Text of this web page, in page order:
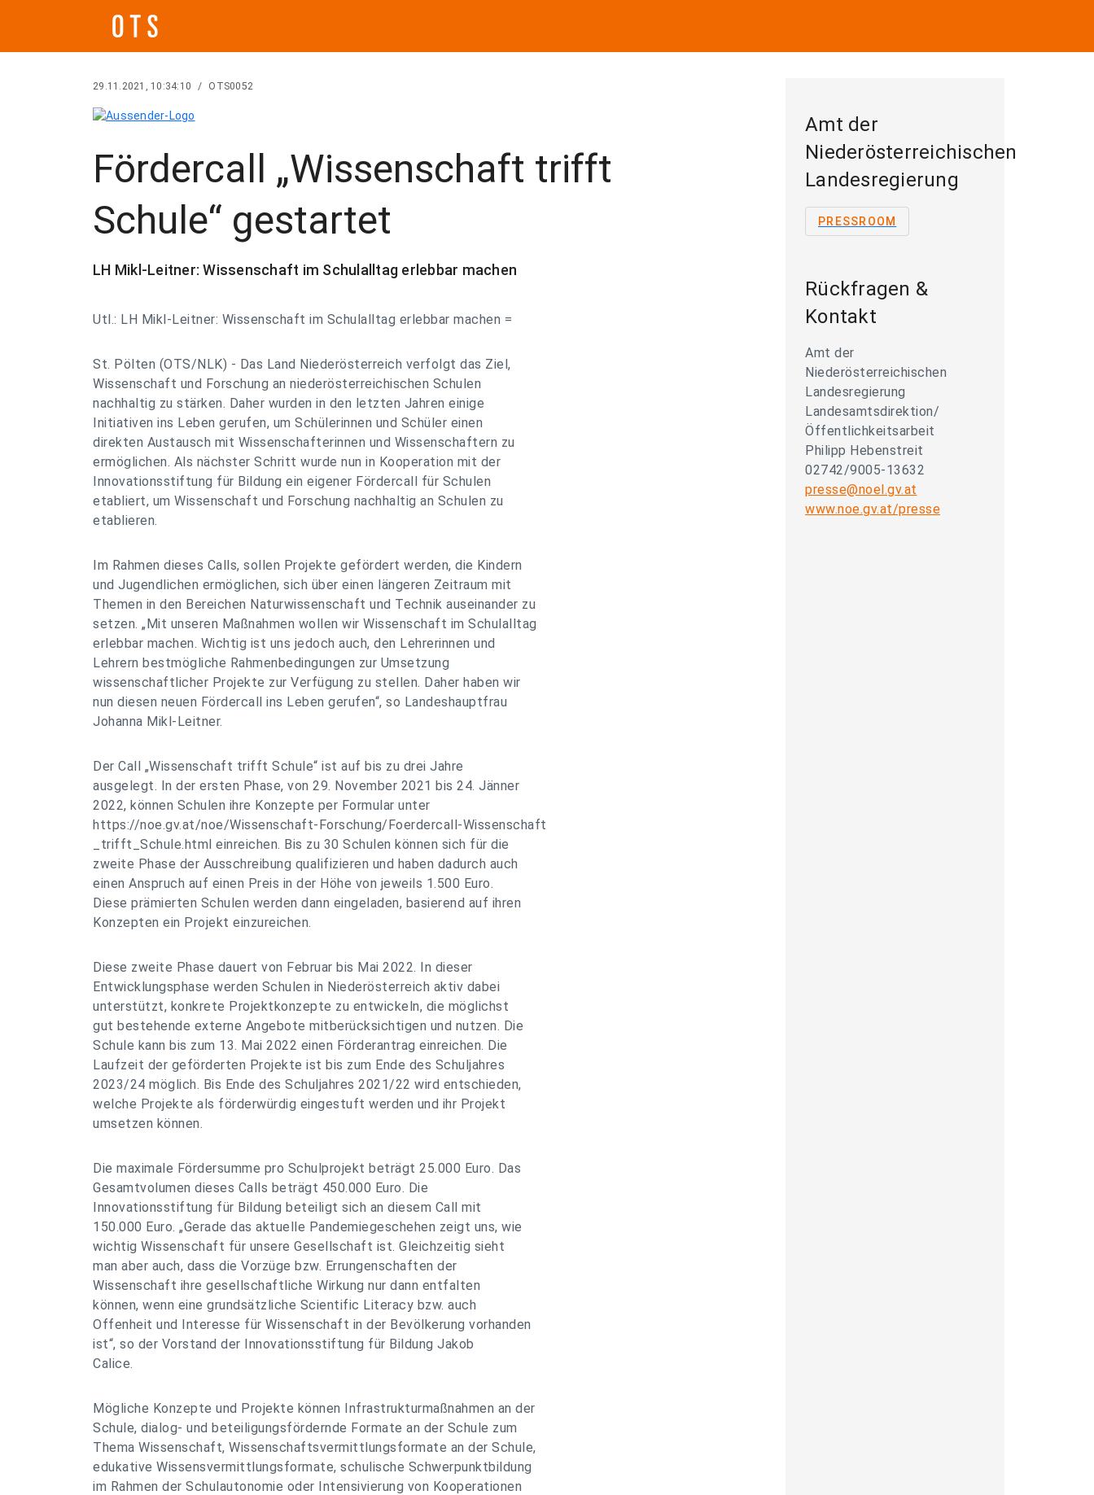
29.11.2021, 10:34:10 / OTS0052
Fördercall „Wissenschaft trifft
Schule“ gestartet
LH Mikl-Leitner: Wissenschaft im Schulalltag erlebbar machen
Utl.: LH Mikl-Leitner: Wissenschaft im Schulalltag erlebbar machen =
St. Pölten (OTS/NLK) - Das Land Niederösterreich verfolgt das Ziel,
Wissenschaft und Forschung an niederösterreichischen Schulen
nachhaltig zu stärken. Daher wurden in den letzten Jahren einige
Initiativen ins Leben gerufen, um Schülerinnen und Schüler einen
direkten Austausch mit Wissenschafterinnen und Wissenschaftern zu
ermöglichen. Als nächster Schritt wurde nun in Kooperation mit der
Innovationsstiftung für Bildung ein eigener Fördercall für Schulen
etabliert, um Wissenschaft und Forschung nachhaltig an Schulen zu
etablieren.
Im Rahmen dieses Calls, sollen Projekte gefördert werden, die Kindern
und Jugendlichen ermöglichen, sich über einen längeren Zeitraum mit
Themen in den Bereichen Naturwissenschaft und Technik auseinander zu
setzen. „Mit unseren Maßnahmen wollen wir Wissenschaft im Schulalltag
erlebbar machen. Wichtig ist uns jedoch auch, den Lehrerinnen und
Lehrern bestmögliche Rahmenbedingungen zur Umsetzung
wissenschaftlicher Projekte zur Verfügung zu stellen. Daher haben wir
nun diesen neuen Fördercall ins Leben gerufen“, so Landeshauptfrau
Johanna Mikl-Leitner.
Der Call „Wissenschaft trifft Schule“ ist auf bis zu drei Jahre
ausgelegt. In der ersten Phase, von 29. November 2021 bis 24. Jänner
2022, können Schulen ihre Konzepte per Formular unter
https://noe.gv.at/noe/Wissenschaft-Forschung/Foerdercall-Wissenschaft
_trifft_Schule.html einreichen. Bis zu 30 Schulen können sich für die
zweite Phase der Ausschreibung qualifizieren und haben dadurch auch
einen Anspruch auf einen Preis in der Höhe von jeweils 1.500 Euro.
Diese prämierten Schulen werden dann eingeladen, basierend auf ihren
Konzepten ein Projekt einzureichen.
Diese zweite Phase dauert von Februar bis Mai 2022. In dieser
Entwicklungsphase werden Schulen in Niederösterreich aktiv dabei
unterstützt, konkrete Projektkonzepte zu entwickeln, die möglichst
gut bestehende externe Angebote mitberücksichtigen und nutzen. Die
Schule kann bis zum 13. Mai 2022 einen Förderantrag einreichen. Die
Laufzeit der geförderten Projekte ist bis zum Ende des Schuljahres
2023/24 möglich. Bis Ende des Schuljahres 2021/22 wird entschieden,
welche Projekte als förderwürdig eingestuft werden und ihr Projekt
umsetzen können.
Die maximale Fördersumme pro Schulprojekt beträgt 25.000 Euro. Das
Gesamtvolumen dieses Calls beträgt 450.000 Euro. Die
Innovationsstiftung für Bildung beteiligt sich an diesem Call mit
150.000 Euro. „Gerade das aktuelle Pandemiegeschehen zeigt uns, wie
wichtig Wissenschaft für unsere Gesellschaft ist. Gleichzeitig sieht
man aber auch, dass die Vorzüge bzw. Errungenschaften der
Wissenschaft ihre gesellschaftliche Wirkung nur dann entfalten
können, wenn eine grundsätzliche Scientific Literacy bzw. auch
Offenheit und Interesse für Wissenschaft in der Bevölkerung vorhanden
ist“, so der Vorstand der Innovationsstiftung für Bildung Jakob
Calice.
Mögliche Konzepte und Projekte können Infrastrukturmaßnahmen an der
Schule, dialog- und beteiligungsfördernde Formate an der Schule zum
Thema Wissenschaft, Wissenschaftsvermittlungsformate an der Schule,
edukative Wissensvermittlungsformate, schulische Schwerpunktbildung
im Rahmen der Schulautonomie oder Intensivierung von Kooperationen
Amt der
Niederösterreichischen
Landesregierung
PRESSROOM
Rückfragen &
Kontakt
Amt der
Niederösterreichischen
Landesregierung
Landesamtsdirektion/
Öffentlichkeitsarbeit
Philipp Hebenstreit
02742/9005-13632
presse@noel.gv.at
www.noe.gv.at/presse